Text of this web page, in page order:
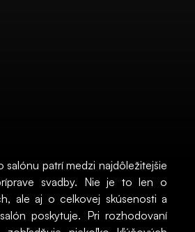
salónu patrí medzi najdôležitejšie
svadby. Nie je to len o
ale aj o celkovej skúsenosti a
poskytuje. Pri rozhodovaní